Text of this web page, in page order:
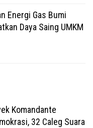
Energi Gas Bumi
Daya Saing UMKM
Komandante
32 Caleg Suara